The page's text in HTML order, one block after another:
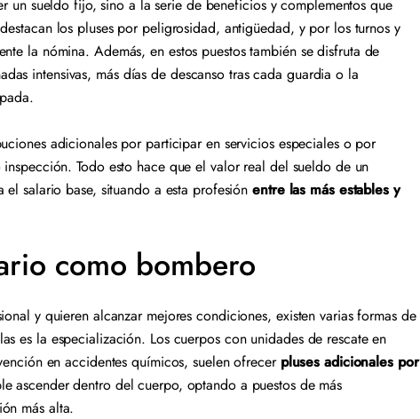
un sueldo fijo, sino a la serie de beneficios y complementos que
los pluses por peligrosidad, antigüedad, y por los turnos y
la nómina. Además, en estos puestos también se disfruta de
intensivas, más días de descanso tras cada guardia o la
adicionales por participar en servicios especiales o por
Todo esto hace que el valor real del sueldo de un
el salario base, situando a esta profesiónentre las más estables y
como bombero
y quieren alcanzar mejores condiciones, existen varias formas de
es la especialización. Los cuerpos con unidades de rescate en
en accidentes químicos, suelen ofrecer pluses adicionales por
ascender dentro del cuerpo, optando a puestos de más
más alta.